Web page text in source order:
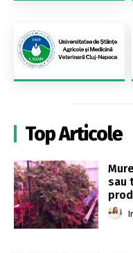
Top Articole
sau